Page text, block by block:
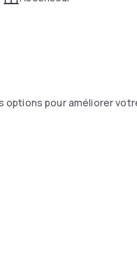
options pour améliorer